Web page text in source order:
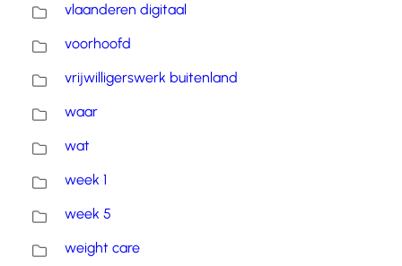
vlaanderen digitaal
voorhoofd
vrijwilligerswerk buitenland
waar
wat
week 1
week 5
weight care